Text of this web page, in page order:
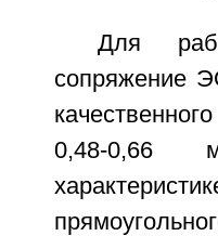
Для
сопряжение
0,48-0,66